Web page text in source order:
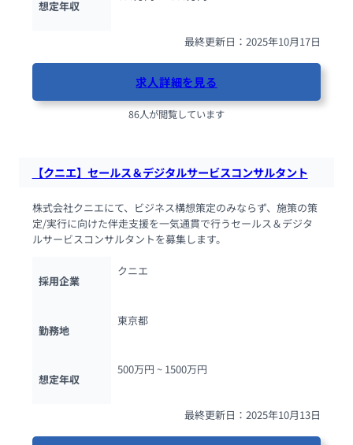
想定年収
最終更新日：2025年10月17日
求人詳細を見る
86人が閲覧しています
【クニエ】セールス＆デジタルサービスコンサルタント
株式会社クニエにて、ビジネス構想策定のみならず、施策の策
定/実行に向けた伴走支援を一気通貫で行うセールス＆デジタ
ルサービスコンサルタントを募集します。
採用企業
クニエ
勤務地
東京都
想定年収
500万円 ~ 1500万円
最終更新日：2025年10月13日